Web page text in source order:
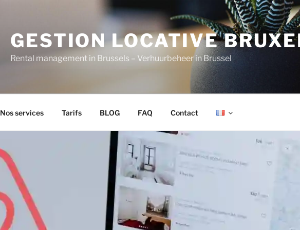
GESTION LOCATIVE
Rental management in Brussels – Verhuurbeheer in Brussel
Nos services Tarifs BLOG FAQ Contact